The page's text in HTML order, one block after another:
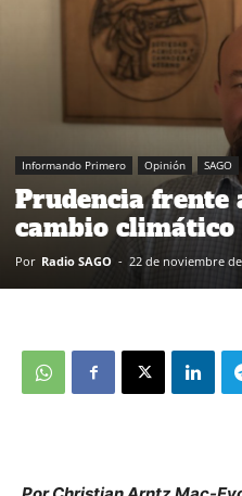
Informando Primero Opinión SAGO
Prudencia frente
cambio climático
Por Radio SAGO - 22 de noviembre